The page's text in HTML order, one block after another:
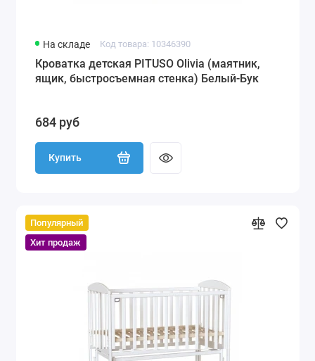
На складе Код товара: 10346390
Кроватка детская PITUSO Olivia (маятник,
ящик, быстросъемная стенка) Белый-Бук
684 руб
Купить
Популярный
Хит продаж